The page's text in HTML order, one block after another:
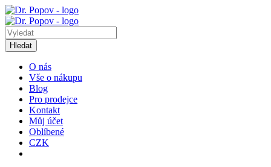
Hledat
O nás
Vše o nákupu
Blog
Pro prodejce
Kontakt
Můj účet
Oblíbené
CZK